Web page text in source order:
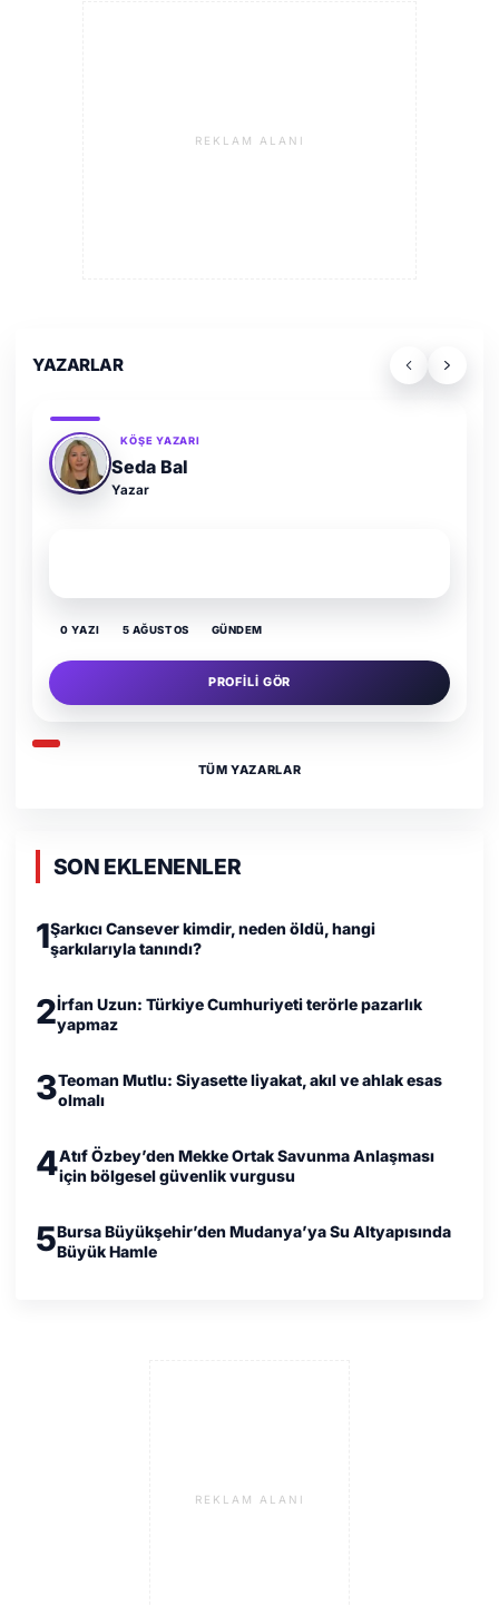
REKLAM ALANI
YAZARLAR
KÖŞE YAZARI
Seda Bal
Yazar
0 YAZI 5 AĞUSTOS GÜNDEM
PROFILI GÖR
TÜM YAZARLAR
SON EKLENENLER
1Şarkıcı Cansever kimdir, neden öldü, hangi
şarkılarıyla tanındı?
2İrfan Uzun: Türkiye Cumhuriyeti terörle pazarlık
yapmaz
3Teoman Mutlu: Siyasette liyakat, akıl ve ahlak esas
olmalı
4Atıf Özbey’den Mekke Ortak Savunma Anlaşması
için bölgesel güvenlik vurgusu
5Bursa Büyükşehir’den Mudanya’ya Su Altyapısında
Büyük Hamle
REKLAM ALANI